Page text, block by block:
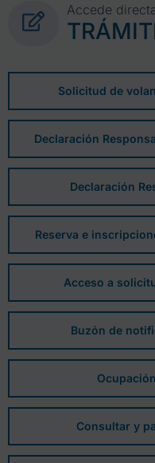
Accede
Solicitud de
Declaración
Declaración
Reserva e
Acceso a
Buzón de
Consultar y